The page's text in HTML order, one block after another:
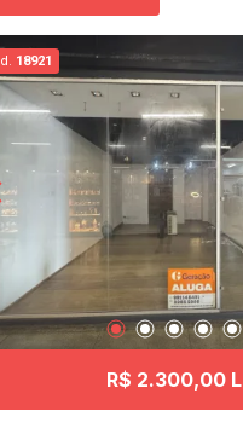
18921
R$ 2.300,00 L